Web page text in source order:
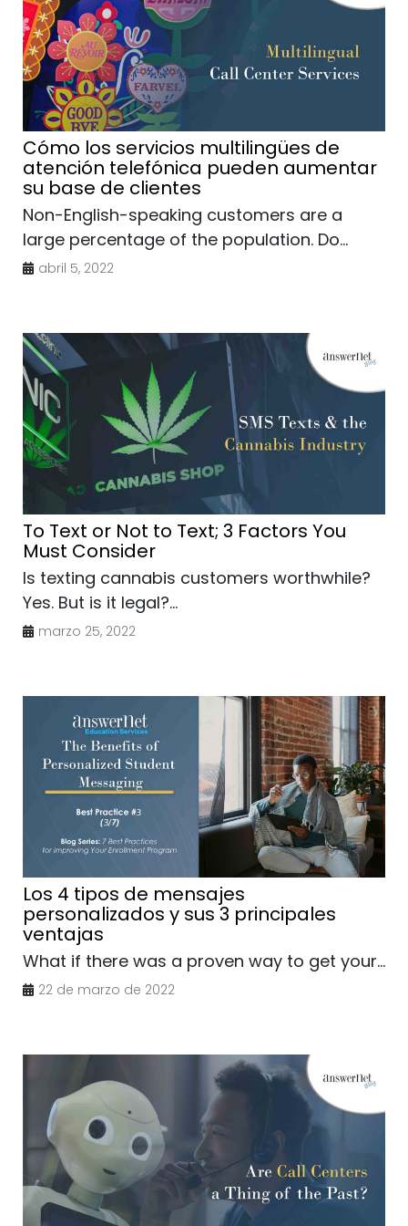
Cómo los servicios multilingües de
atención telefónica pueden aumentar
su base de clientes
Non-English-speaking customers are a
large percentage of the population. Do...
abril 5, 2022
To Text or Not to Text; 3 Factors You
Must Consider
Is texting cannabis customers worthwhile?
Yes. But is it legal?...
marzo 25, 2022
Los 4 tipos de mensajes
personalizados y sus 3 principales
ventajas
What if there was a proven way to get your...
22 de marzo de 2022